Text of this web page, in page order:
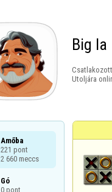
Big la
Utoljára
Amőba
221 pont
2 660 meccs
Gó
0 pont